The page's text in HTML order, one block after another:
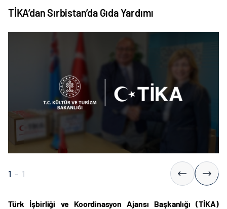
TİKA’dan Sırbistan’da Gıda Yardımı
1 - 1
Türk İşbirliği ve Koordinasyon Ajansı Başkanlığı (TİKA)